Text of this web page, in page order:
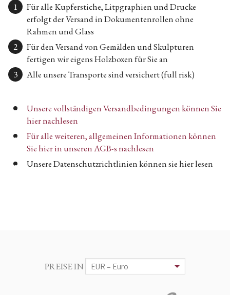
Für alle Kupferstiche, Litpgraphien und Drucke
erfolgt der Versand in Dokumentenrollen ohne
Rahmen und Glass
Für den Versand von Gemälden und Skulpturen
fertigen wir eigens Holzboxen für Sie an
Alle unsere Transporte sind versichert (full risk)
Unsere vollständigen Versandbedingungen können Sie
hier nachlesen
Für alle weiteren, allgemeinen Informationen können
Sie hier in unseren AGB-s nachlesen
Unsere Datenschutzrichtlinien können sie hier lesen
PREISE IN